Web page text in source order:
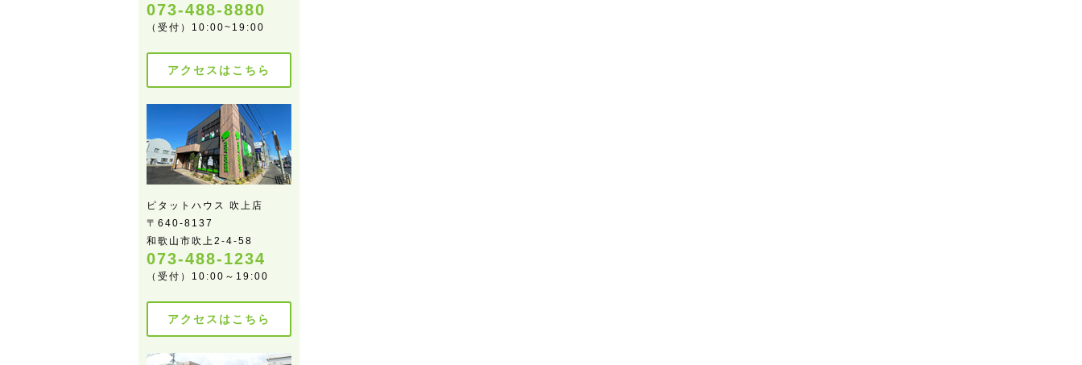
073-488-8880
（受付）10:00~19:00
アクセスはこちら
ピタットハウス 吹上店
〒640-8137
和歌山市吹上2-4-58
073-488-1234
（受付）10:00～19:00
アクセスはこちら